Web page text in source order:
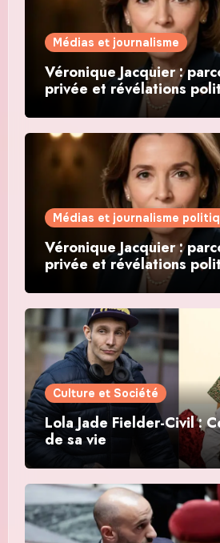
Médias et journalisme
Véronique Jacquier :
privée et révélations
Médias et journalisme
Véronique Jacquier :
privée et révélations
Culture et Société
Lola Jade Fielder-Civil :
de sa vie